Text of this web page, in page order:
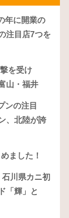
年に開業の
注目店7つを
を受け
山・福井
ンの注目
、北陸が誇
ました！
川県カニ初
「輝」と